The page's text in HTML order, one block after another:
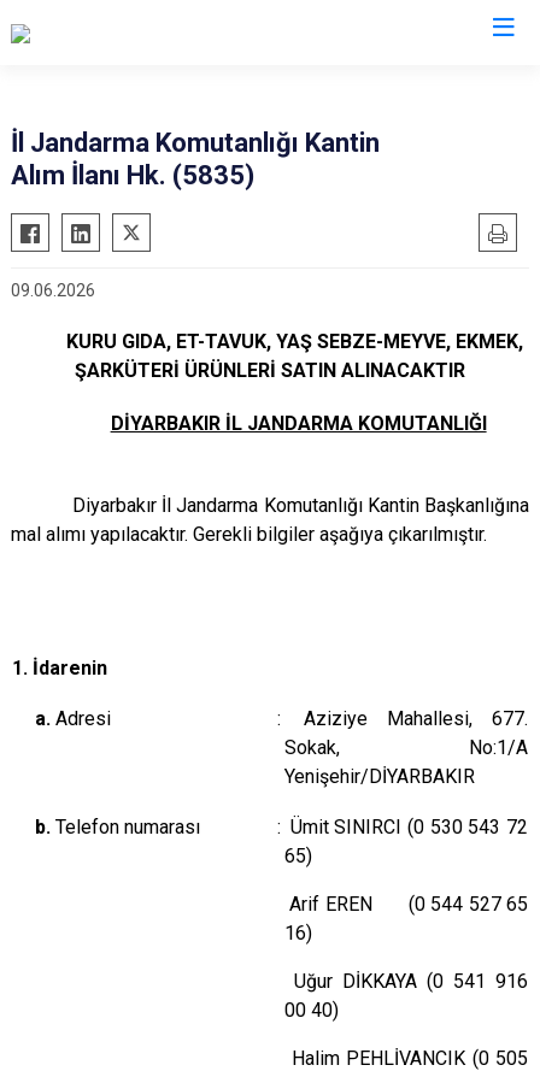
İl Jandarma Komutanlığı Kantin
Alım İlanı Hk. (5835)
09.06.2026
KURU GIDA, ET-TAVUK, YAŞ SEBZE-MEYVE, EKMEK,
ŞARKÜTERİ ÜRÜNLERİ SATIN ALINACAKTIR
DİYARBAKIR İL JANDARMA KOMUTANLIĞI
Diyarbakır İl Jandarma Komutanlığı Kantin Başkanlığına
mal alımı yapılacaktır. Gerekli bilgiler aşağıya çıkarılmıştır.
1. İdarenin
a.Adresi :
Aziziye Mahallesi, 677.
Sokak, No:1/A
Yenişehir/DİYARBAKIR
b. Telefon numarası : Ümit SINIRCI (0 530 543 72
65)
Arif EREN (0 544 527 65
16)
Uğur DİKKAYA (0 541 916
00 40)
Halim PEHLİVANCIK (0 505